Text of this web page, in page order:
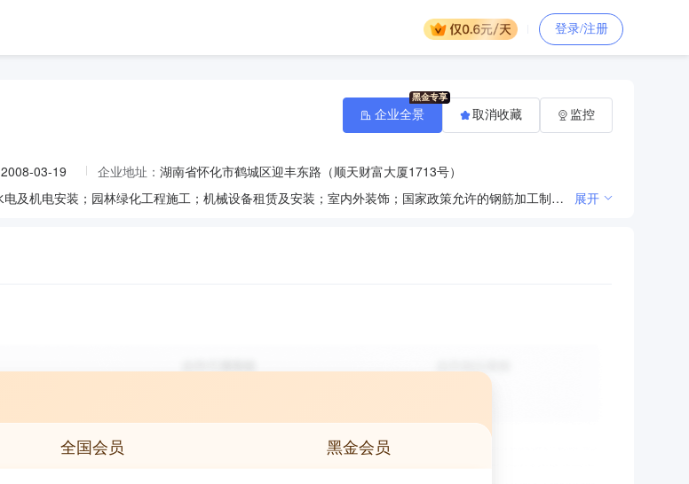
登录/注册
2008-03-19 企业地址： 湖南省怀化市鹤城区迎丰东路（顺天财富大厦1713号）
建筑劳务承包及分包；劳务培训；劳务代理服务；水电及机电安装；园林绿化工程施工；机械设备租赁及安装；室内外装饰；国家政策允许的钢筋加工制作；木模制作；环境及环保工程施工及治理；建筑物加固、维修及养护；建筑材料销售；环保设备销售及安装；光伏发电、风力发电工程设计、施工及相关技术咨询服务；光伏发电、风力发电系统装置研发、制造、安装、调试、维护、运营及相关技术咨询服务；环境监理；防洪除涝设施管理；水资源管理；天然水收集与分配；水文服务；建设项目水资源论证；水污染治理；大气污染治理；固体废物治理；危险废物治理；放射性废物治理；土壤污染治理与修复服务；噪声与振动控制服务；动物尸体无害化处理；垃圾无害化、资源化处理；矿山生态经济型修复研发与治理；石漠化生态经济型研发与治理；沙漠生态经济型研发与治理；生物生态水土环境研发与治理；重金属污染防治；农田修复；荒漠、石漠、沙漠、土壤、水环境污染修复类植物的培育、驯化研究与销售；农田基础设施建设；农业基础设施建设；餐厨垃圾的运输及处理；市政设施管理；城市综合管廊的运营管理、维护管理；环境卫生管理；从事城市生活垃圾经营性清扫、收集、运输服务；公厕保洁服务；从事城市生活垃圾经营性处理服务；垃圾分类服务；城乡市容管理；绿化病虫防治管理；绿化养护；城市公园管理；游览景区管理；汽车运输服务；室内甲醛治理；广告设计、制作及打字复印。（依法须经批准的项目，经相关部门批准后方可开展经营活动） 展开
企业全景 取消收藏 监控
全国会员 黑金会员